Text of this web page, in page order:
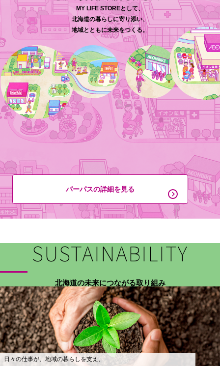
MY LIFE STOREとして、
北海道の暮らしに寄り添い、
地域とともに未来をつくる。
パーパスの詳細を見る
SUSTAINABILITY
北海道の未来につながる取り組み
日々の仕事が、地域の暮らしを支え、